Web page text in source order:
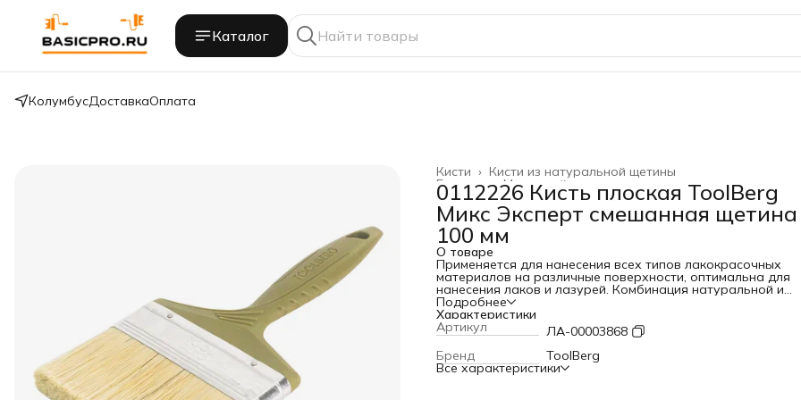
Каталог
КолумбусДоставкаОплата
Кисти из натуральной щетины
Кисти ›
Малярный инструмент
Главная ›
0112226 Кисть плоская ToolBerg
Микс Эксперт смешанная щетина
100 мм
О товаре
Применяется для нанесения всех типов лакокрасочных
материалов на различные поверхности, оптимальна для
нанесения лаков и лазурей. Комбинация натуральной и
искусственной щетины обеспечивает высокие
свойства кисти. Пластиковая рукоятка оснащена
для подвески.
Подробнее
Характеристики
Артикул
ЛА-00003868
Бренд
ToolBerg
Все характеристики